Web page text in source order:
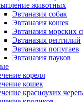
животных
Эвтаназия собак
Эвтаназия кошек
Эвтаназия морских
Эвтаназия рептилий
Эвтаназия попугаев
Эвтаназия пауков
корелл
кошек
красноухих